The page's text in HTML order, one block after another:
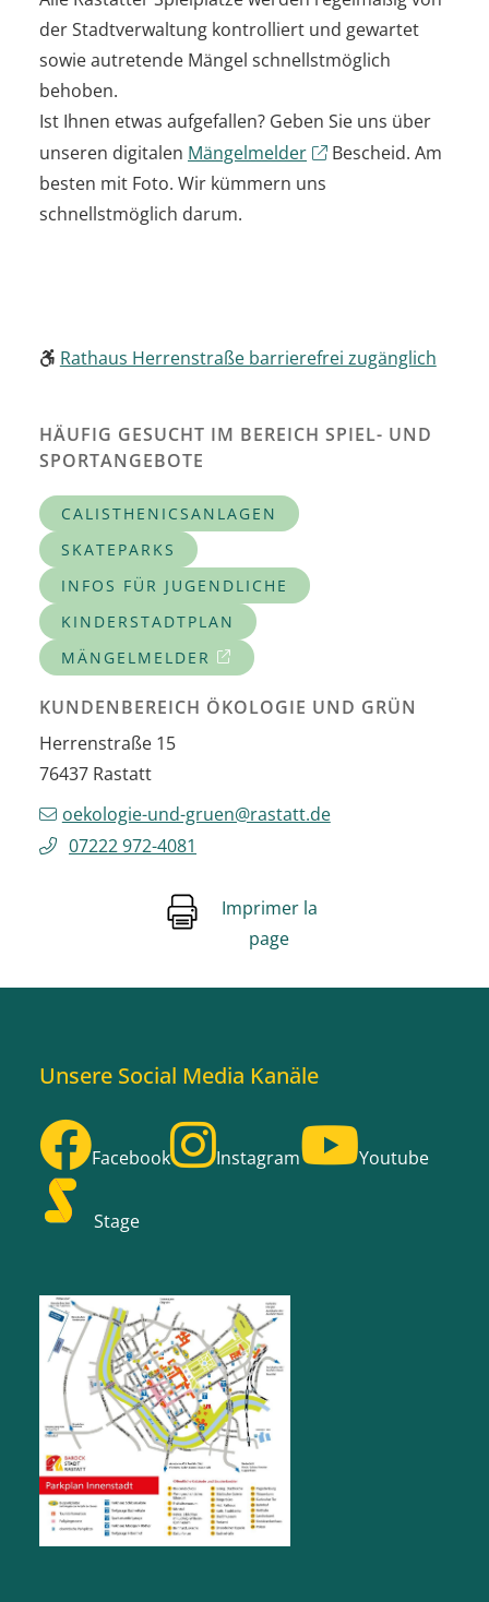
der Stadtverwaltung kontrolliert und gewartet
sowie autretende Mängel schnellstmöglich
behoben.
Ist Ihnen etwas aufgefallen? Geben Sie uns über
unseren digitalen Mängelmelder
Bescheid. Am
besten mit Foto. Wir kümmern uns
schnellstmöglich darum.
Rathaus Herrenstraße barrierefrei zugänglich
HÄUFIG GESUCHT IM BEREICH SPIEL- UND
SPORTANGEBOTE
CALISTHENICSANLAGEN
SKATEPARKS
INFOS FÜR JUGENDLICHE
KINDERSTADTPLAN
MÄNGELMELDER
KUNDENBEREICH ÖKOLOGIE UND GRÜN
Herrenstraße 15
76437 Rastatt
oekologie-und-gruen@rastatt.de
07222 972-4081
Imprimer la
page
Unsere Social Media Kanäle
Facebook Instagram Youtube
Stage